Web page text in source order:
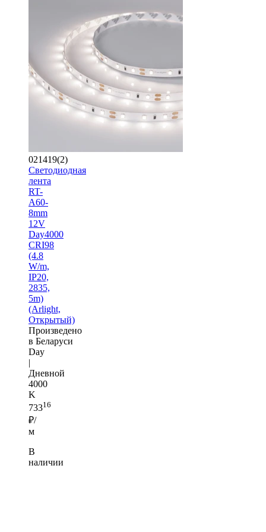
021419(2)
Светодиодная
лента
RT-
A60-
8mm
12V
Day4000
CRI98
(4.8
W/m,
IP20,
2835,
5m)
(Arlight,
Открытый)
Произведено
в Беларуси
Day
|
Дневной
4000
K
73316
₽/
м
В
наличии